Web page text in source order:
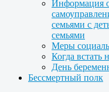
Информация
семьями с
семьями
Меры
Когда встать
День
Бессмертный полк